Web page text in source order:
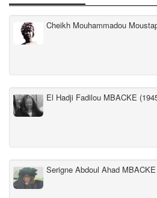
Cheikh Mouhammadou
El Hadji Fadilou MBACKE
Serigne Abdoul Ahad